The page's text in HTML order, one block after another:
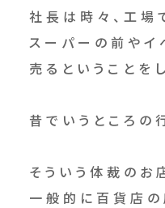
社長は時々、工場
スーパーの前やイ
売るということを
昔でいうところの
そういう体裁のお
一般的に百貨店の